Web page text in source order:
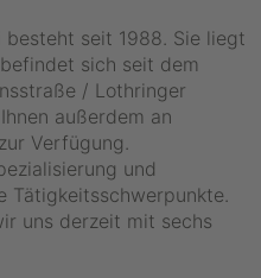
besteht seit 1988. Sie liegt
sich seit dem
/ Lothringer
außerdem an
Verfügung.
und
Tätigkeitsschwerpunkte.
uns derzeit mit sechs